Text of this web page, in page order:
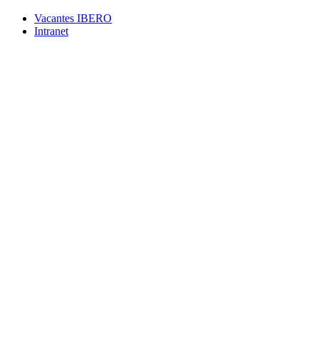
Vacantes IBERO
Intranet